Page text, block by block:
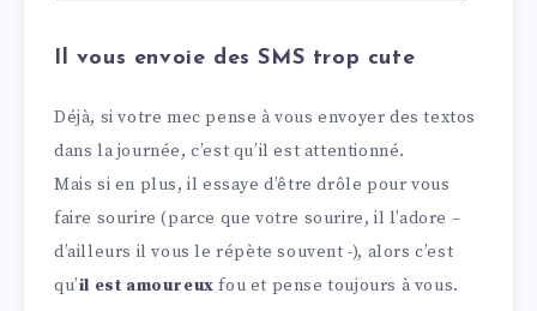
Il vous envoie des SMS trop cute
Déjà, si votre mec pense à vous envoyer des textos
dans la journée, c’est qu’il est attentionné.
Mais si en plus, il essaye d’être drôle pour vous
faire sourire (parce que votre sourire, il l’adore –
d’ailleurs il vous le répète souvent -), alors c’est
qu’il est amoureux fou et pense toujours à vous.